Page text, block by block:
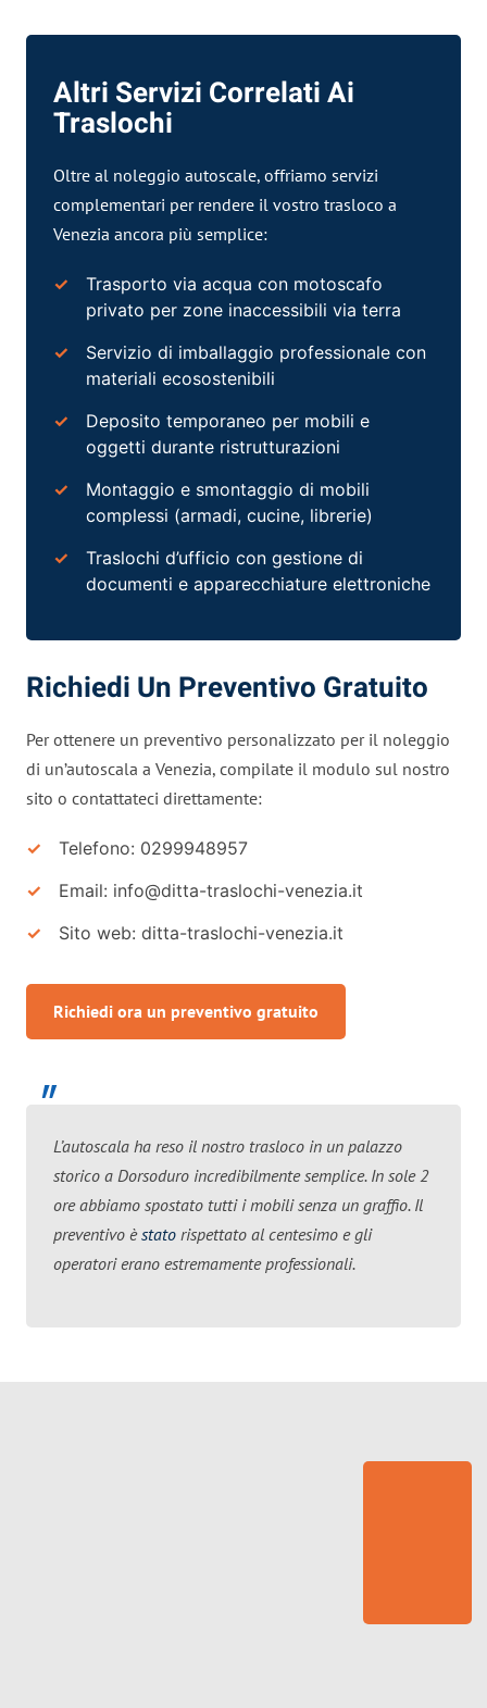
Altri Servizi Correlati Ai
Traslochi
Oltre al noleggio autoscale, offriamo servizi
complementari per rendere il vostro trasloco a
Venezia ancora più semplice:
Trasporto via acqua con motoscafo
privato per zone inaccessibili via terra
Servizio di imballaggio professionale con
materiali ecosostenibili
Deposito temporaneo per mobili e
oggetti durante ristrutturazioni
Montaggio e smontaggio di mobili
complessi (armadi, cucine, librerie)
Traslochi d’ufficio con gestione di
documenti e apparecchiature elettroniche
Richiedi Un Preventivo Gratuito
Per ottenere un preventivo personalizzato per il noleggio
di un’autoscala a Venezia, compilate il modulo sul nostro
sito o contattateci direttamente:
Telefono: 0299948957
Email: info@ditta-traslochi-venezia.it
Sito web: ditta-traslochi-venezia.it
Richiedi ora un preventivo gratuito
L’autoscala ha reso il nostro trasloco in un palazzo
storico a Dorsoduro incredibilmente semplice. In sole 2
ore abbiamo spostato tutti i mobili senza un graffio. Il
preventivo èstato rispettato al centesimo e gli
operatori erano estremamente professionali.